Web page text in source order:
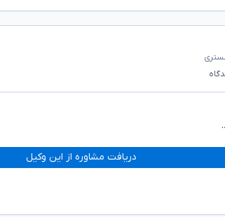
دریافت مشاوره از این وکیل